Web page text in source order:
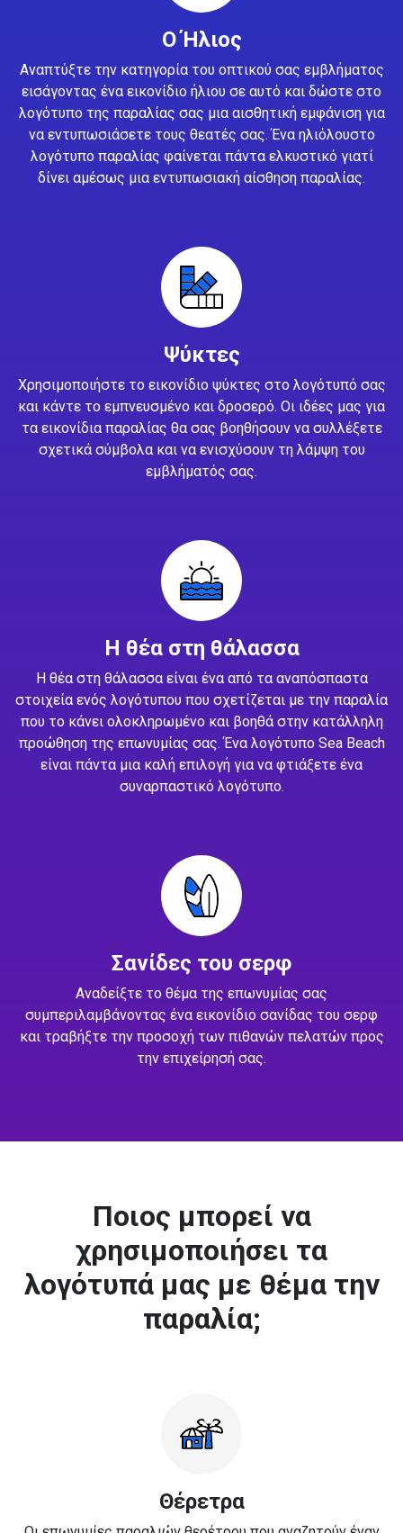
Ο Ήλιος
Αναπτύξτε την κατηγορία του οπτικού σας εμβλήματος
εισάγοντας ένα εικονίδιο ήλιου σε αυτό και δώστε στο
λογότυπο της παραλίας σας μια αισθητική εμφάνιση για
να εντυπωσιάσετε τους θεατές σας. Ένα ηλιόλουστο
λογότυπο παραλίας φαίνεται πάντα ελκυστικό γιατί
δίνει αμέσως μια εντυπωσιακή αίσθηση παραλίας.
Ψύκτες
Χρησιμοποιήστε το εικονίδιο ψύκτες στο λογότυπό σας
και κάντε το εμπνευσμένο και δροσερό. Οι ιδέες μας για
τα εικονίδια παραλίας θα σας βοηθήσουν να συλλέξετε
σχετικά σύμβολα και να ενισχύσουν τη λάμψη του
εμβλήματός σας.
Η θέα στη θάλασσα
Η θέα στη θάλασσα είναι ένα από τα αναπόσπαστα
στοιχεία ενός λογότυπου που σχετίζεται με την παραλία
που το κάνει ολοκληρωμένο και βοηθά στην κατάλληλη
προώθηση της επωνυμίας σας. Ένα λογότυπο Sea Beach
είναι πάντα μια καλή επιλογή για να φτιάξετε ένα
συναρπαστικό λογότυπο.
Σανίδες του σερφ
Αναδείξτε το θέμα της επωνυμίας σας
συμπεριλαμβάνοντας ένα εικονίδιο σανίδας του σερφ
και τραβήξτε την προσοχή των πιθανών πελατών προς
την επιχείρησή σας.
Ποιος μπορεί να
χρησιμοποιήσει τα
λογότυπά μας με θέμα την
παραλία;
Θέρετρα